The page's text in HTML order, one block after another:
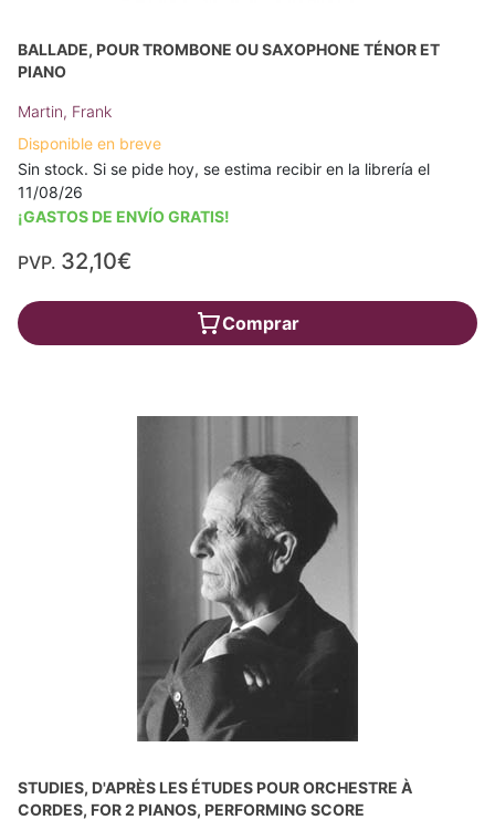
BALLADE, POUR TROMBONE OU SAXOPHONE TÉNOR ET
PIANO
Martin, Frank
Disponible en breve
Sin stock. Si se pide hoy, se estima recibir en la librería el
11/08/26
¡GASTOS DE ENVÍO GRATIS!
PVP. 32,10€
Comprar
STUDIES, D'APRÈS LES ÉTUDES POUR ORCHESTRE À
CORDES, FOR 2 PIANOS, PERFORMING SCORE